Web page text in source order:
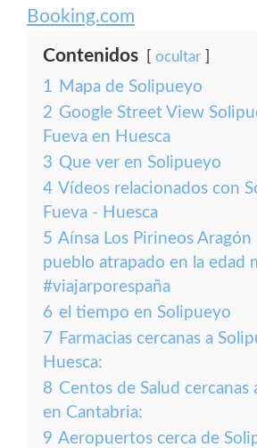
Booking.com
Contenidos ocultar
1 Mapa de Solipueyo
2 Google Street View
Fueva en Huesca
3 Que ver en Solipueyo
4 Vídeos relacionados con
Fueva - Huesca
5 Aínsa Los Pirineos Aragón
pueblo atrapado en la edad
#viajarporespaña
6 el tiempo en Solipueyo
7 Farmacias cercanas a
Huesca:
8 Centos de Salud cercanas
en Cantabria:
9 Aeropuertos cerca de